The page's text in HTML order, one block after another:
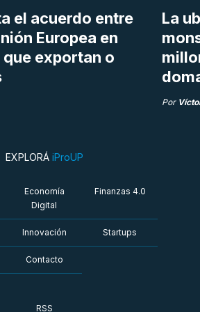
el acuerdo entre
Europea en
exportan o
La
Por
EXPLORÁ iProUP
Economía
Digital
Finanzas 4.0
Innovación Startups
Contacto
RSS